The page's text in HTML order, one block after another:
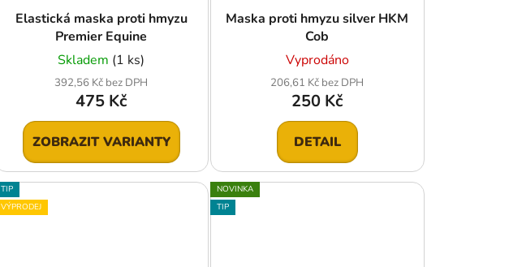
Elastická maska proti hmyzu
Premier Equine
Skladem (1 ks)
392,56 Kč bez DPH
475 Kč
ZOBRAZIT VARIANTY
Maska proti hmyzu silver HKM
Cob
Vyprodáno
206,61 Kč bez DPH
250 Kč
DETAIL
TIP
VÝPRODEJ
NOVINKA
TIP